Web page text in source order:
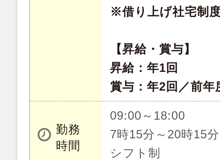
※借り上げ社宅制
【昇給・賞与】
昇給：年1回
賞与：年2回／前
勤務
時間
09:00～18:00
7時15分～20時15
シフト制